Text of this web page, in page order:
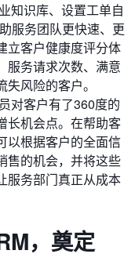
知识库、设置工单自
服务团队更快速、更
立客户健康度评分体
服务请求次数、满意
风险的客户。
对客户有了360度的
长机会点。在帮助客
以根据客户的全面信
售的机会，并将这些
服务部门真正从成本
，奠定